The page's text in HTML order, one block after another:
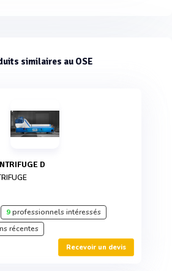
similaires au OSE
D
9professionnels intéressés
récentes
Recevoir un devis